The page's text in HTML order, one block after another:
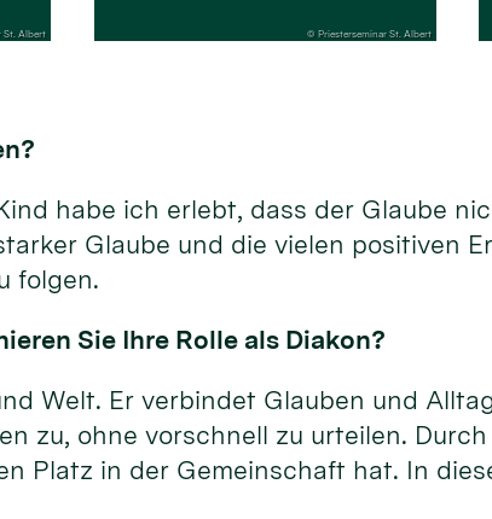
habe ich erlebt, dass der Glaube
Glaube und die vielen positiven
folgen.
Sie Ihre Rolle als Diakon?
Welt. Er verbindet Glauben und
zu, ohne vorschnell zu urteilen.
Platz in der Gemeinschaft hat. In
St. Albert © Priesterseminar St. Albert